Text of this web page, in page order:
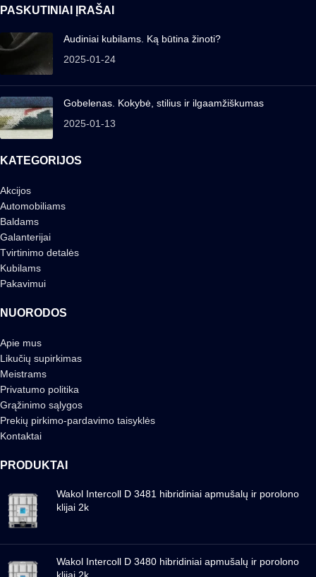
PASKUTINIAI ĮRAŠAI
Audiniai kubilams. Ką būtina žinoti?
2025-01-24
Gobelenas. Kokybė, stilius ir ilgaamžiškumas
2025-01-13
KATEGORIJOS
Akcijos
Automobiliams
Baldams
Galanterijai
Tvirtinimo detalės
Kubilams
Pakavimui
NUORODOS
Apie mus
Likučių supirkimas
Meistrams
Privatumo politika
Grąžinimo sąlygos
Prekių pirkimo-pardavimo taisyklės
Kontaktai
PRODUKTAI
Wakol Intercoll D 3481 hibridiniai apmušalų ir porolono
klijai 2k
Wakol Intercoll D 3480 hibridiniai apmušalų ir porolono